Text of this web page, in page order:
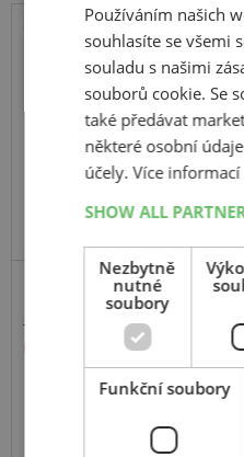
Duravis
11 013 Kč
6 450 Kč
Na prodejně v
Centrální
Používáním našich
souhlasíte se všemi
souladu s našimi
souborů cookie. Se
také předávat
některé osobní
účely.Více informací
SHOW ALL
Nezbytně
nutné
soubory
Funkční soubory